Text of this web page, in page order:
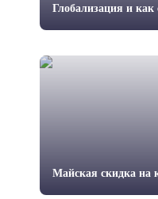
Глобализация и как
Майская скидка на